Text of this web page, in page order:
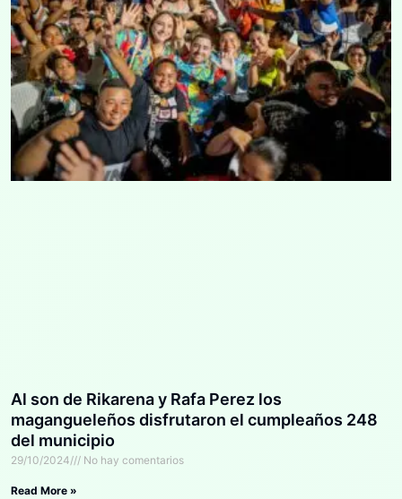
Al son de Rikarena y Rafa Perez los
magangueleños disfrutaron el cumpleaños 248
del municipio
29/10/2024 No hay comentarios
Read More »